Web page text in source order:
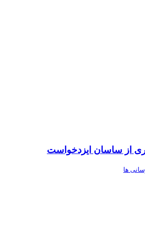
از ساسان ایزدخواست
ها